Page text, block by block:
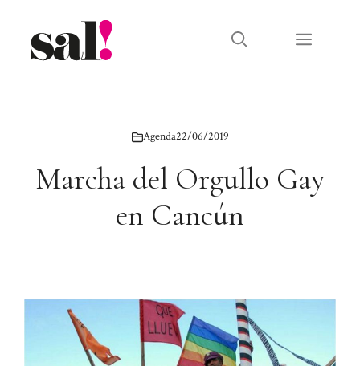
contenido
Menú
Agenda22/06/2019
Marcha del Orgullo Gay
en Cancún